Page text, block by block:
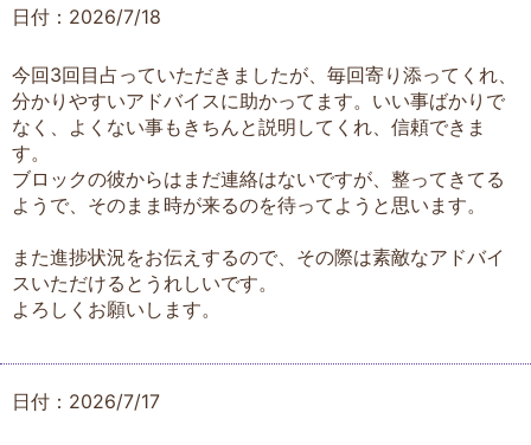
日付：2026/7/18
今回3回目占っていただきましたが、毎回寄り添ってくれ、
分かりやすいアドバイスに助かってます。いい事ばかりで
なく、よくない事もきちんと説明してくれ、信頼できま
す。
ブロックの彼からはまだ連絡はないですが、整ってきてる
ようで、そのまま時が来るのを待ってようと思います。
また進捗状況をお伝えするので、その際は素敵なアドバイ
スいただけるとうれしいです。
よろしくお願いします。
日付：2026/7/17